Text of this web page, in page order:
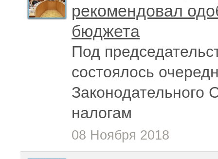
рекомендовал
бюджета
Под
состоялось
налогам
08 Ноября 2018